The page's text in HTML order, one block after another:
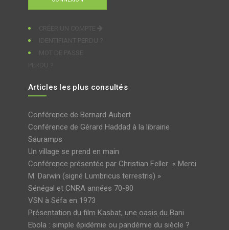
Articles les plus consultés
Conférence de Bernard Aubert
Conférence de Gérard Haddad à la librairie
Sauramps
Un village se prend en main
Conférence présentée par Christian Feller « Merci
M. Darwin (signé Lumbricus terrestris) »
Sénégal et CNRA années 70-80
VSN à Séfa en 1973
Présentation du film Kasbat, une oasis du Bani
Ebola : simple épidémie ou pandémie du siècle ?